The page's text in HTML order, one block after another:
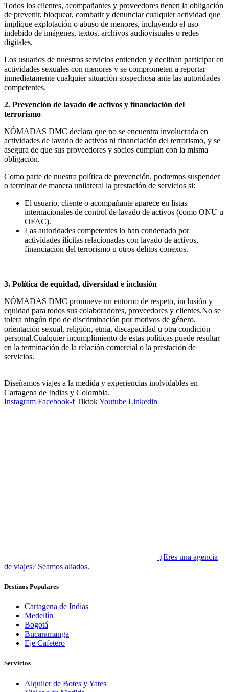
Todos los clientes, acompañantes y proveedores tienen la obligación
de prevenir, bloquear, combatir y denunciar cualquier actividad que
implique explotación o abuso de menores, incluyendo el uso
indebido de imágenes, textos, archivos audiovisuales o redes
digitales.
Los usuarios de nuestros servicios entienden y declinan participar en
actividades sexuales con menores y se comprometen a reportar
inmediatamente cualquier situación sospechosa ante las autoridades
competentes.
2. Prevención de lavado de activos y financiación del
terrorismo
NÓMADAS DMC declara que no se encuentra involucrada en
actividades de lavado de activos ni financiación del terrorismo, y se
asegura de que sus proveedores y socios cumplan con la misma
obligación.
Como parte de nuestra política de prevención, podremos suspender
o terminar de manera unilateral la prestación de servicios si:
El usuario, cliente o acompañante aparece en listas
internacionales de control de lavado de activos (como ONU u
OFAC).
Las autoridades competentes lo han condenado por
actividades ilícitas relacionadas con lavado de activos,
financiación del terrorismo u otros delitos conexos.
3. Política de equidad, diversidad e inclusión
NÓMADAS DMC promueve un entorno de respeto, inclusión y
equidad para todos sus colaboradores, proveedores y clientes.No se
tolera ningún tipo de discriminación por motivos de género,
orientación sexual, religión, etnia, discapacidad u otra condición
personal.Cualquier incumplimiento de estas políticas puede resultar
en la terminación de la relación comercial o la prestación de
servicios.
Diseñamos viajes a la medida y experiencias inolvidables en
Cartagena de Indias y Colombia.
Instagram Facebook-f TiktokYoutube Linkedin
¿Eres una agencia
de viajes? Seamos aliados.
Destinos Populares
Cartagena de Indias
Medellín
Bogotá
Bucaramanga
Eje Cafetero
Servicios
Alquiler de Botes y Yates